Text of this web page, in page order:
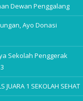
Dewan Penggalang
Ayo Donasi
Sekolah Penggerak
JUARA 1 SEKOLAH SEHAT